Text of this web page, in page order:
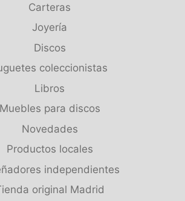
Carteras
Joyería
Discos
coleccionistas
Libros
Muebles para discos
Novedades
Productos locales
independientes
original Madrid